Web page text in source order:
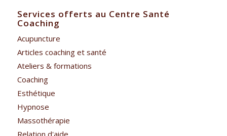
Services offerts au Centre Santé
Coaching
Acupuncture
Articles coaching et santé
Ateliers & formations
Coaching
Esthétique
Hypnose
Massothérapie